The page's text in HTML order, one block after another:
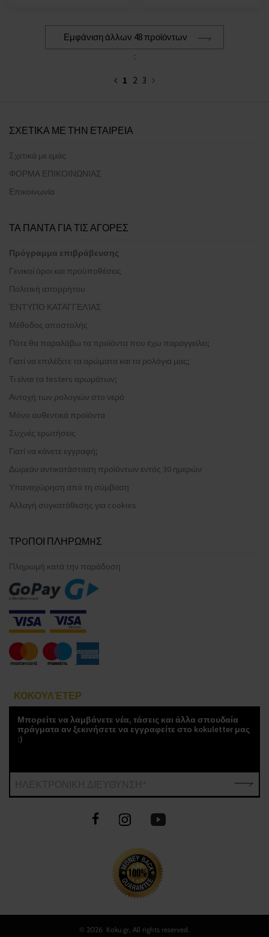
Εμφάνιση άλλων 48 προϊόντων
:
1 2 3
ΣΧΕΤΙΚΑ ΜΕ ΤΗΝ ΕΤΑΙΡΕΙΑ
Σχετικά με εμάς
ΦΟΡΜΑ ΕΠΙΚΟΙΝΩΝΙΑΣ
Επικοινωνία
ΤΑ ΠΑΝΤΑ ΓΙΑ ΤΙΣ ΑΓΟΡΕΣ
Πρόγραμμα επιβράβευσης
Γενικοί όροι και προϋποθέσεις
Πολιτική απορρήτου
ΈΝΤΥΠΟ ΚΑΤΑΓΓΕΛΊΑΣ
Μέθοδος αποστολής
Πότε θα παραλάβω τα προϊόντα που έχω παραγγείλει;
Γιατί να επιλέξετε τα αρώματα και τα ρολόγια μας;
Τι είναι τα testers αρωμάτων;
Αντοχή των ρολογιών στο νερό
Μόνο αυθεντικά προϊόντα
Συχνές ερωτήσεις
Γιατί να κάνετε εγγραφή;
Δωρεάν αντικατάσταση προϊόντων εντός 30 ημερών
Υπαναχώρηση από τη σύμβαση
Αλλαγή συγκατάθεσης για cookies
ΤΡOΠΟΙ ΠΛΗΡΩΜHΣ
Πληρωμή κατά την παράδοση
ΚΟΚΟΥΛΈΤΕΡ
Μπορείτε να λαμβάνετε νέα, τάσεις και άλλα σπουδαία
πράγματα αν ξεκινήσετε να εγγραφείτε στο kokuletter μας
:)
© 2026 Koku.gr, All rights reserved.